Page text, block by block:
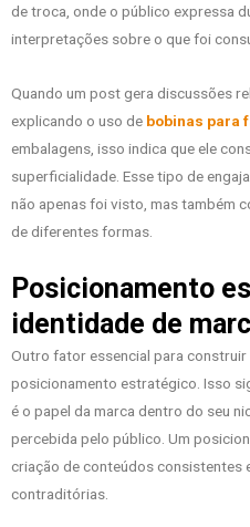
de troca, onde o público expressa
interpretações sobre o que foi
Quando um post gera discussões
explicando o uso de bobinas para
embalagens, isso indica que ele
superficialidade. Esse tipo de
não apenas foi visto, mas também
de diferentes formas.
Posicionamento
identidade de
Outro fator essencial para construir
posicionamento estratégico. Isso
é o papel da marca dentro do seu
percebida pelo público. Um
criação de conteúdos consistentes
contraditórias.